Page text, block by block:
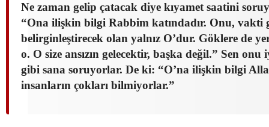
Ne zaman gelip çatacak diye kıyamet saatini
“Ona ilişkin bilgi Rabbim katındadır. Onu, vakti
belirginleştirecek olan yalnız O’dur. Göklere de
o. O size ansızın gelecektir, başka değil.” Sen
gibi sana soruyorlar. De ki: “O’na ilişkin bilgi
insanların çokları bilmiyorlar.”